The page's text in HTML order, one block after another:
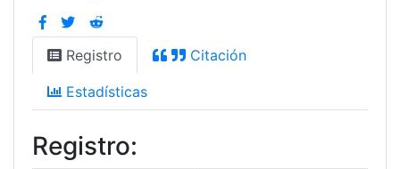
Registro Citación
Estadísticas
Registro: